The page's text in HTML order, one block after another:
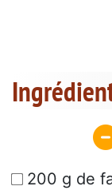
200 g de